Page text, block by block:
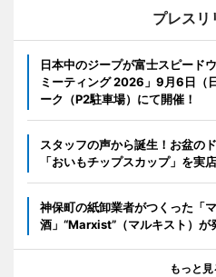
プレスリ
日本中のジープが富士スピード
ミーティング 2026」9月6日（
ーク（P2駐車場）にて開催！
スタッフの声から誕生！お盆の
「おいもチップスカップ」を実
神保町の紙卸業者がつくった「
酒」“Marxist”（マルキスト）が
もっと見